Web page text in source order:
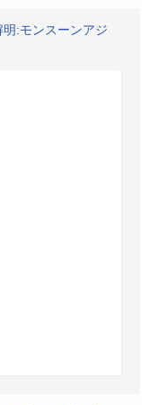
:モンスーンアジ